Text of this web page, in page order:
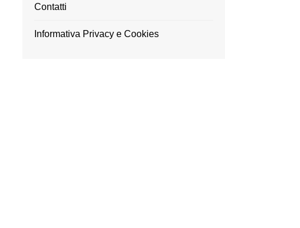
Contatti
Informativa Privacy e Cookies